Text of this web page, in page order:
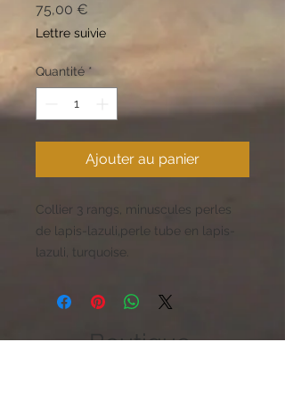
75,00 €
Lettre suivie
Quantité *
Ajouter au panier
Collier 3 rangs, minuscules perles
de lapis-lazuli,perle tube en lapis-
lazuli, turquoise.
Boutique